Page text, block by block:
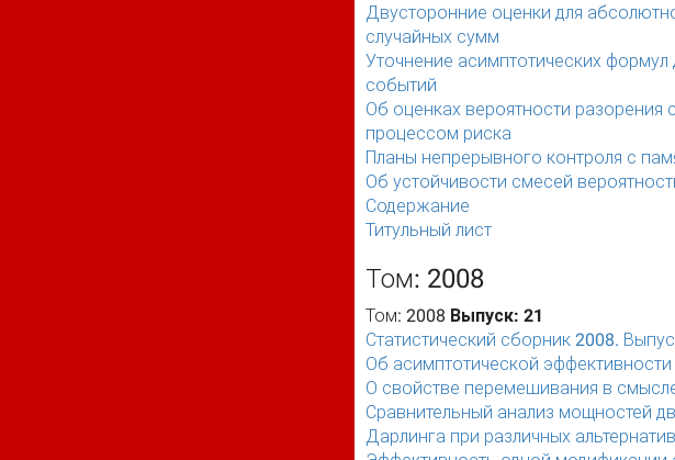
Двусторонние оценки для
случайных сумм
Уточнение асимптотических
событий
Об оценках вероятности разорения
процессом риска
Планы непрерывного контроля с
Об устойчивости смесей
Содержание
Титульный лист
Том: 2008
Том: 2008 Выпуск: 21
Статистический сборник 2008.
Об асимптотической эффективности
О свойстве перемешивания в
Сравнительный анализ мощностей
Дарлинга при различных